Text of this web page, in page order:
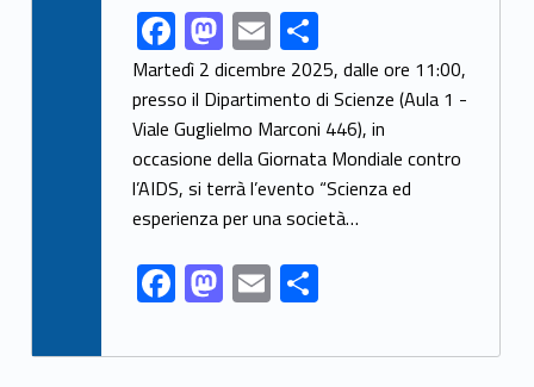
Link identifier share facebook archive #share-link-archive-7878F
ac
e
b
o
o
k
M
as
to
d
o
n
E
m
ai
l
S
h
ar
e
Martedì 2 dicembre 2025, dalle ore 11:00,
presso il Dipartimento di Scienze (Aula 1 -
Viale Guglielmo Marconi 446), in
occasione della Giornata Mondiale contro
l’AIDS, si terrà l’evento “Scienza ed
esperienza per una società…
F
ac
e
M
as
to
E
m
ai
S
h
ar